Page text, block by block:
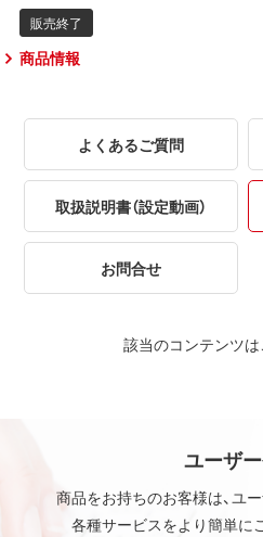
商品情報
よくあるご質問
取扱説明書（設定動画）
お問合せ
該当のコンテンツは
ユーザ
商品をお持ちのお客様は、ユ
各種サービスをより簡単に